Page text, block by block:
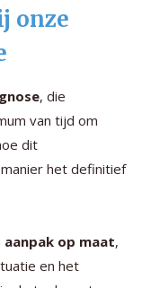
onze
, die
van tijd om
dit
het definitief
aanpak op maat,
en het